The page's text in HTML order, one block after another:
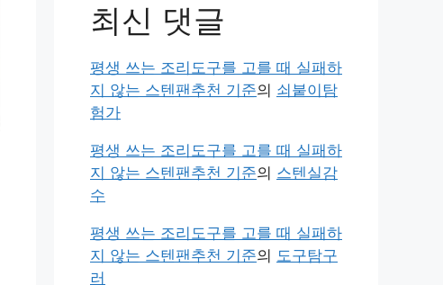
최신 댓글
평생 쓰는 조리도구를 고를 때 실패하
지 않는 스텐팬추천 기준의 쇠붙이탐
험가
평생 쓰는 조리도구를 고를 때 실패하
지 않는 스텐팬추천 기준의 스텐실감
수
평생 쓰는 조리도구를 고를 때 실패하
지 않는 스텐팬추천 기준의 도구탐구
러